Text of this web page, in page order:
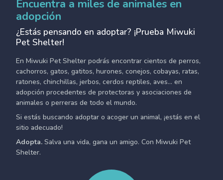
Encuentra a miles de animales en
adopción
¿Estás pensando en adoptar? ¡Prueba Miwuki
Pet Shelter!
En Miwuki Pet Shelter podrás encontrar cientos de perros,
cachorros, gatos, gatitos, hurones, conejos, cobayas, ratas,
ratones, chinchillas, jerbos, cerdos reptiles, aves... en
adopción procedentes de protectoras y asociaciones de
animales o perreras de todo el mundo.
Si estás buscando adoptar o acoger un animal, ¡estás en el
sitio adecuado!
Adopta. Salva una vida, gana un amigo. Con Miwuki Pet
Shelter.